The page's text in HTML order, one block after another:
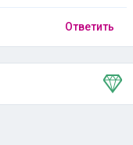
Ответить